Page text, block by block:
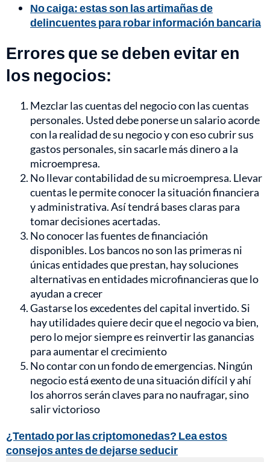
No caiga: estas son las artimañas de
delincuentes para robar información bancaria
Errores que se deben evitar en
los negocios:
Mezclar las cuentas del negocio con las cuentas
personales. Usted debe ponerse un salario acorde
con la realidad de su negocio y con eso cubrir sus
gastos personales, sin sacarle más dinero a la
microempresa.
No llevar contabilidad de su microempresa. Llevar
cuentas le permite conocer la situación financiera
y administrativa. Así tendrá bases claras para
tomar decisiones acertadas.
No conocer las fuentes de financiación
disponibles. Los bancos no son las primeras ni
únicas entidades que prestan, hay soluciones
alternativas en entidades microfinancieras que lo
ayudan a crecer
Gastarse los excedentes del capital invertido. Si
hay utilidades quiere decir que el negocio va bien,
pero lo mejor siempre es reinvertir las ganancias
para aumentar el crecimiento
No contar con un fondo de emergencias. Ningún
negocio está exento de una situación difícil y ahí
los ahorros serán claves para no naufragar, sino
salir victorioso
¿Tentado por las criptomonedas? Lea estos
consejos antes de dejarse seducir